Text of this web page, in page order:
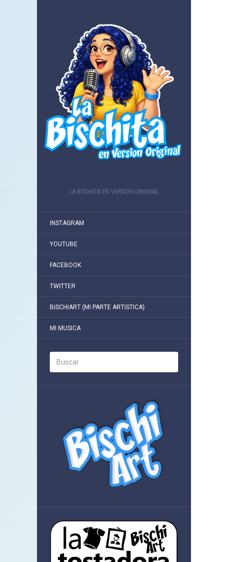
LA BISCHITA EN VERSION ORIGINAL
INSTAGRAM
YOUTUBE
FACEBOOK
TWITTER
BISCHIART (MI PARTE ARTISTICA)
MI MUSICA